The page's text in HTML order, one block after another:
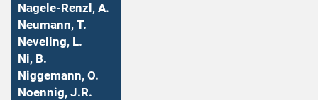
Nagele-Renzl, A.
Neumann, T.
Neveling, L.
Ni, B.
Niggemann, O.
Noennig, J.R.